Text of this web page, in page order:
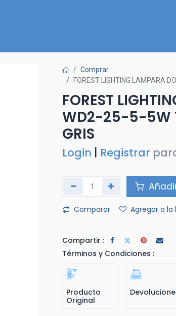
Comprar
FOREST LIGHTING LAMPARA
FOREST
WD2-25-5-5W
GRIS
Login Registrar
Comparar Agregar a la
Compartir :
Términos y Condiciones :
Producto
Original